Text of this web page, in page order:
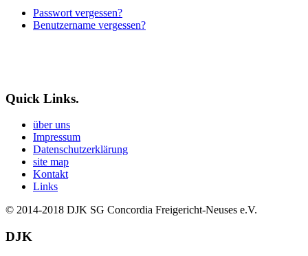
Passwort vergessen?
Benutzername vergessen?
Quick Links.
über uns
Impressum
Datenschutzerklärung
site map
Kontakt
Links
© 2014-2018 DJK SG Concordia Freigericht-Neuses e.V.
DJK